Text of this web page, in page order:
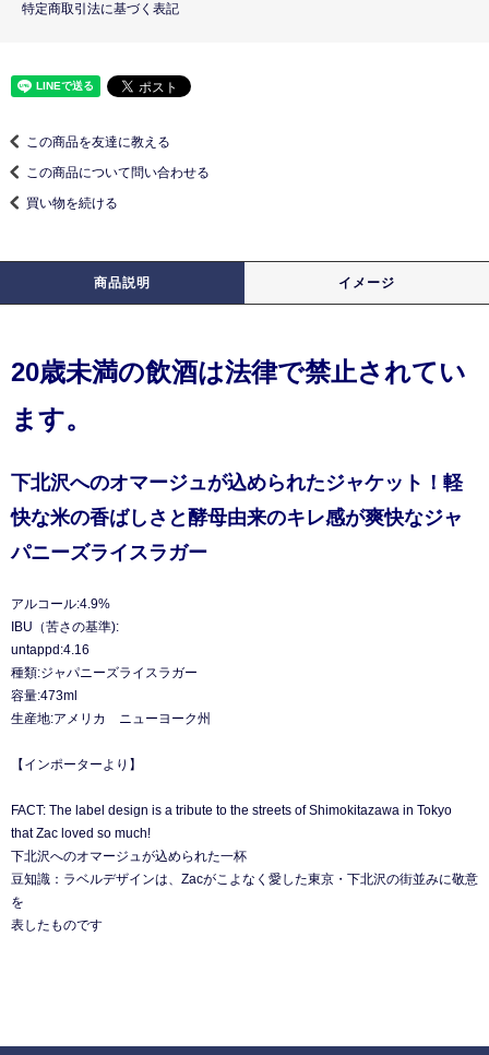
特定商取引法に基づく表記
この商品を友達に教える
この商品について問い合わせる
買い物を続ける
商品説明 イメージ
20歳未満の飲酒は法律で禁止されてい
ます。
下北沢へのオマージュが込められたジャケット！軽
快な米の香ばしさと酵母由来のキレ感が爽快なジャ
パニーズライスラガー
アルコール:4.9%
IBU（苦さの基準):
untappd:4.16
種類:ジャパニーズライスラガー
容量:473ml
生産地:アメリカ ニューヨーク州
【インポーターより】
FACT: The label design is a tribute to the streets of Shimokitazawa in Tokyo
that Zac loved so much!
下北沢へのオマージュが込められた⼀杯
⾖知識：ラベルデザインは、Zacがこよなく愛した東京・下北沢の街並みに敬意
を
表したものです